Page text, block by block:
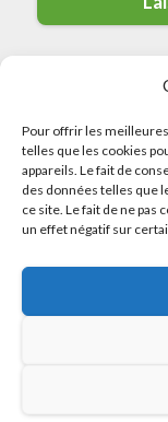
Pour offrir les
telles que les cookies
appareils. Le fait de
des données telles que
ce site. Le fait de ne
un effet négatif sur
© 2026